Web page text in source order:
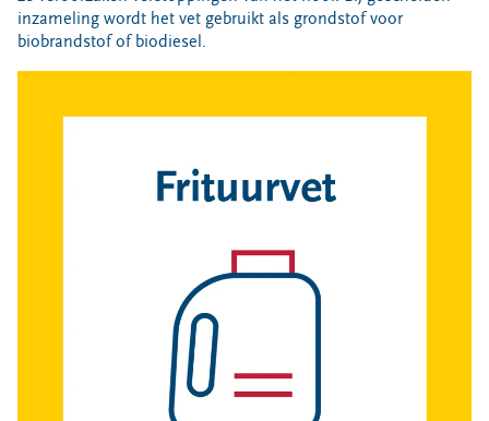
Ecopark De Wierde
Reststoffen Energie Centrale
Projecten
Contact
inzameling wordt het vet gebruikt als grondstof voor
biobrandstof of biodiesel.